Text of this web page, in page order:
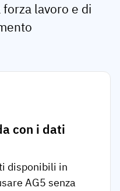
lavoro e di
con i dati
disponibili in
AG5 senza